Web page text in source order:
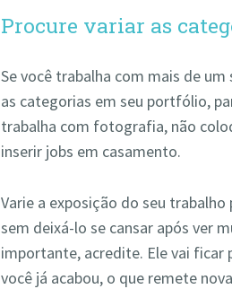
Procure variar as
Se você trabalha com mais de
as categorias em seu portfólio,
trabalha com fotografia, não
inserir jobs em casamento.
Varie a exposição do seu
sem deixá-lo se cansar após ver
importante, acredite. Ele vai ficar
você já acabou, o que remete